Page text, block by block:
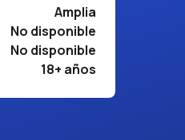
Amplia
No disponible
No disponible
18+ años